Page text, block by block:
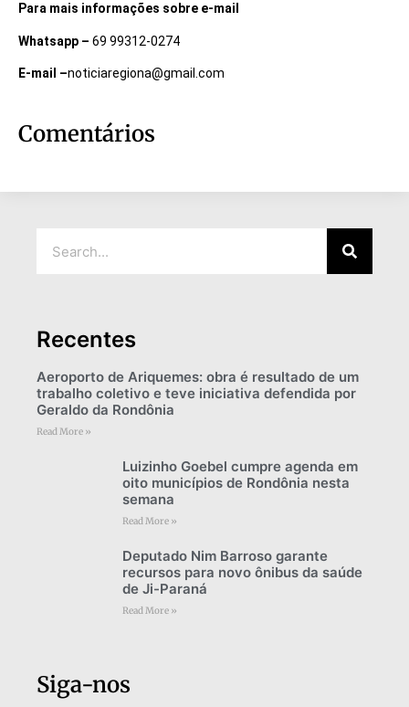
Para mais informações sobre e-mail
Whatsapp – 69 99312-0274
E-mail –noticiaregiona@gmail.com
Comentários
Recentes
Aeroporto de Ariquemes: obra é resultado de um
trabalho coletivo e teve iniciativa defendida por
Geraldo da Rondônia
Read More »
Luizinho Goebel cumpre agenda em
oito municípios de Rondônia nesta
semana
Read More »
Deputado Nim Barroso garante
recursos para novo ônibus da saúde
de Ji-Paraná
Read More »
Siga-nos